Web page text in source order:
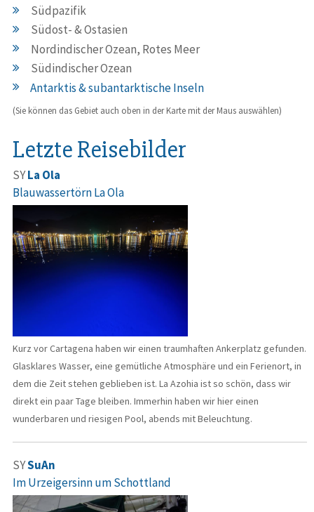
Südpazifik
Südost- & Ostasien
Nordindischer Ozean, Rotes Meer
Südindischer Ozean
Antarktis & subantarktische Inseln
(Sie können das Gebiet auch oben in der Karte mit der Maus auswählen)
Letzte Reisebilder
SYLa Ola
Blauwassertörn La Ola
Kurz vor Cartagena haben wir einen traumhaften Ankerplatz gefunden.
Glasklares Wasser, eine gemütliche Atmosphäre und ein Ferienort, in
dem die Zeit stehen geblieben ist. La Azohia ist so schön, dass wir
direkt ein paar Tage bleiben. Immerhin haben wir hier einen
wunderbaren und riesigen Pool, abends mit Beleuchtung.
SYSuAn
Im Urzeigersinn um Schottland